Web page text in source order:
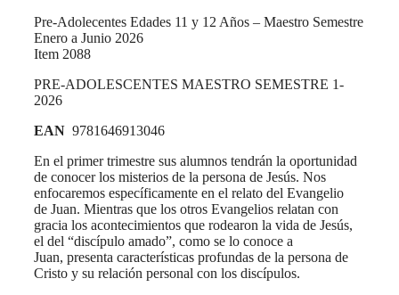
Pre-Adolecentes Edades 11 y 12 Años – Maestro Semestre
Enero a Junio 2026
Item 2088
PRE-ADOLESCENTES MAESTRO SEMESTRE 1-
2026
EAN 9781646913046
En el primer trimestre sus alumnos tendrán la oportunidad
de conocer los misterios de la persona de Jesús. Nos
enfocaremos específicamente en el relato del Evangelio
de Juan. Mientras que los otros Evangelios relatan con
gracia los acontecimientos que rodearon la vida de Jesús,
el del “discípulo amado”, como se lo conoce a
Juan, presenta características profundas de la persona de
Cristo y su relación personal con los discípulos.